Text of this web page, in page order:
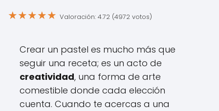
★★★★★ Valoración: 4.72 (4972 votos)
Crear un pastel es mucho más que
seguir una receta; es un acto de
creatividad, una forma de arte
comestible donde cada elección
cuenta. Cuando te acercas a una